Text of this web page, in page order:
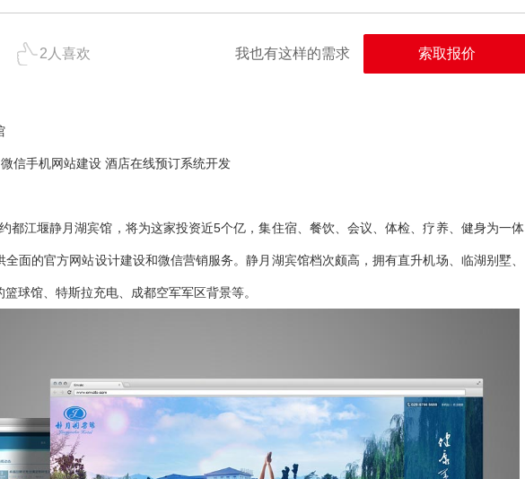
2 人喜欢 我也有这样的需求 索取报价
微信手机网站建设 酒店在线预订系统开发
都江堰静月湖宾馆，将为这家投资近5个亿，集住宿、餐饮、会议、体检、疗养、健身为一体
面的官方网站设计建设和微信营销服务。静月湖宾馆档次颇高，拥有直升机场、临湖别墅、
球馆、特斯拉充电、成都空军军区背景等。